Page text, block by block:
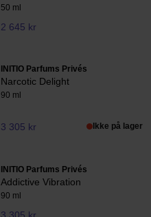
50 ml
2 645 kr
INITIO Parfums Privés
Narcotic Delight
90 ml
3 305 kr Ikke på lager
INITIO Parfums Privés
Addictive Vibration
90 ml
3 305 kr